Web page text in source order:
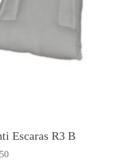
Escaras R3 B